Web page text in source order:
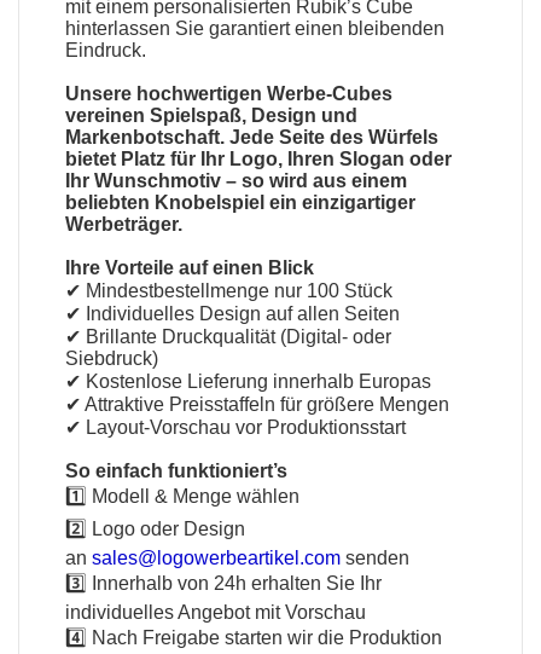
mit einem personalisierten Rubik’s Cube
hinterlassen Sie garantiert einen bleibenden
Eindruck.
Unsere hochwertigen Werbe-Cubes
vereinen Spielspaß, Design und
Markenbotschaft. Jede Seite des Würfels
bietet Platz für Ihr Logo, Ihren Slogan oder
Ihr Wunschmotiv – so wird aus einem
beliebten Knobelspiel ein einzigartiger
Werbeträger.
Ihre Vorteile auf einen Blick
✔ Mindestbestellmenge nur 100 Stück
✔ Individuelles Design auf allen Seiten
✔ Brillante Druckqualität (Digital- oder
Siebdruck)
✔ Kostenlose Lieferung innerhalb Europas
✔ Attraktive Preisstaffeln für größere Mengen
✔ Layout-Vorschau vor Produktionsstart
So einfach funktioniert’s
1️⃣ Modell & Menge wählen
2️⃣ Logo oder Design
ansales@logowerbeartikel.com senden
3️⃣ Innerhalb von 24h erhalten Sie Ihr
individuelles Angebot mit Vorschau
4️⃣ Nach Freigabe starten wir die Produktion